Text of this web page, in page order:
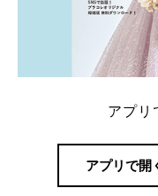
アプリ
アプリで開